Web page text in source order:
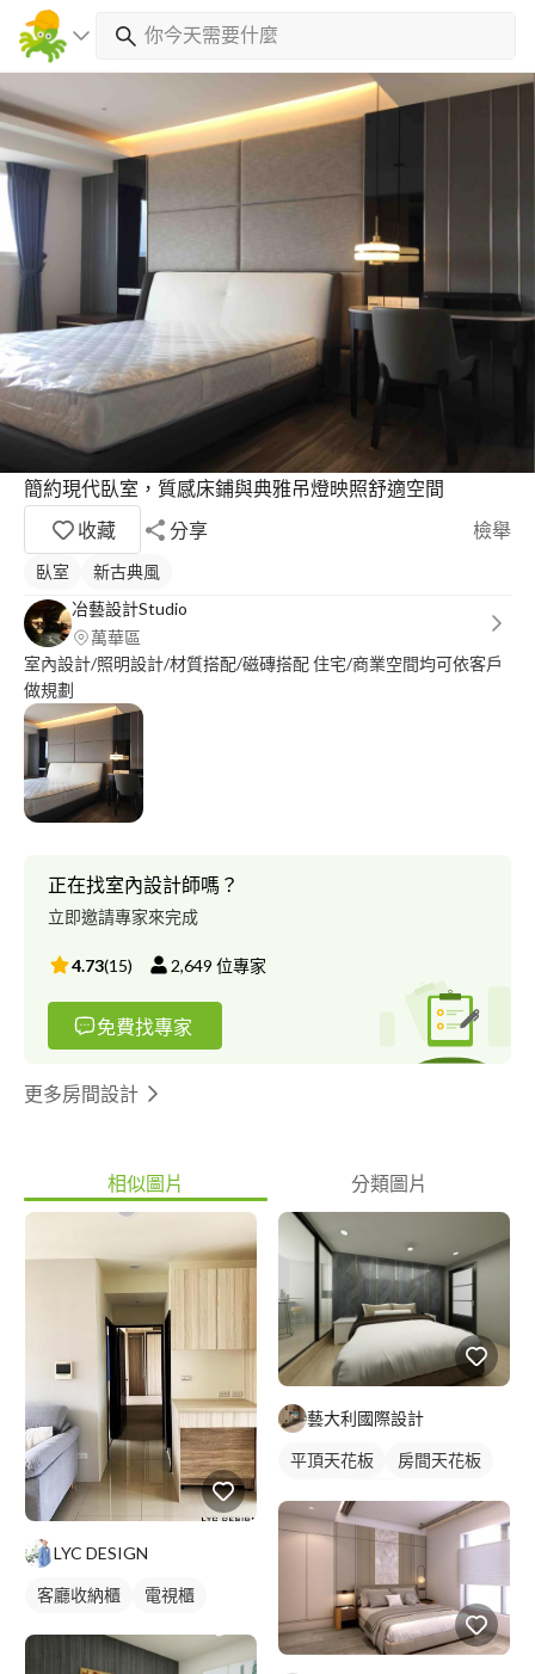
簡約現代臥室，質感床鋪與典雅吊燈映照舒適空間
收藏
分享 檢舉
臥室
新古典風
冶藝設計Studio
萬華區
室內設計/照明設計/材質搭配/磁磚搭配 住宅/商業空間均可依客戶
做規劃
正在找室內設計師嗎？
立即邀請專家來完成
4.73(15) 2,649 位專家
免費找專家
更多房間設計
相似圖片 分類圖片
LYC DESIGN
客廳收納櫃 電視櫃
藝大利國際設計
平頂天花板
房間天花板